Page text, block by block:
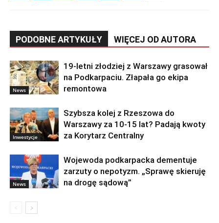
PODOBNE ARTYKUŁY WIĘCEJ OD AUTORA
News
19-letni złodziej z Warszawy grasował
na Podkarpaciu. Złapała go ekipa
remontowa
Inwestycje
Szybsza kolej z Rzeszowa do
Warszawy za 10-15 lat? Padają kwoty
za Korytarz Centralny
News
Wojewoda podkarpacka dementuje
zarzuty o nepotyzm. „Sprawę skieruję
na drogę sądową”